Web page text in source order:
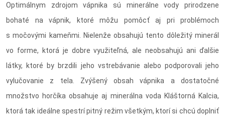
Optimálnym zdrojom vápnika sú minerálne vody prirodzene
bohaté na vápnik, ktoré môžu pomôcť aj pri problémoch
s močovými kameňmi. Nielenže obsahujú tento dôležitý minerál
vo forme, ktorá je dobre využiteľná, ale neobsahujú ani ďalšie
látky, ktoré by brzdili jeho vstrebávanie alebo podporovali jeho
vylučovanie z tela. Zvýšený obsah vápnika a dostatočné
množstvo horčíka obsahuje aj minerálna voda Kláštorná Kalcia,
ktorá tak ideálne spestrí pitný režim všetkým, ktorí si chcú doplniť